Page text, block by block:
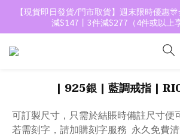
【現貨即日發貨/門市取貨】週末限時優惠
減$147丨3件減$277（4件或以上
| 925銀 | 藍調戒指 |
可訂製尺寸，只需於結賬時備註尺寸便
若需刻字，請加購刻字服務  永久免費